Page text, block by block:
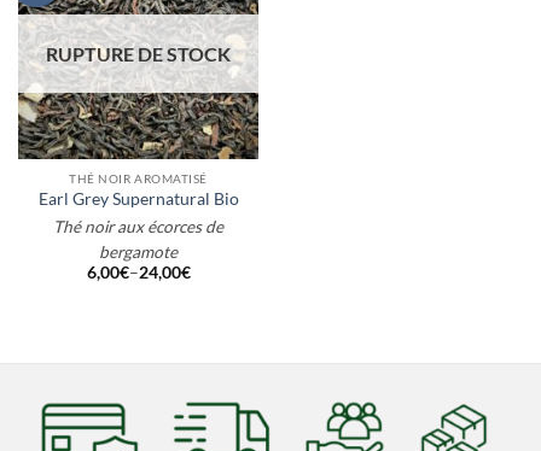
RUPTURE DE STOCK
THÉ NOIR AROMATISÉ
Earl Grey Supernatural Bio
Thé noir aux écorces de
bergamote
6,00€–24,00€